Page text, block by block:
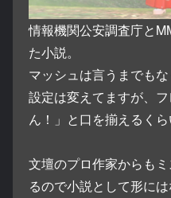
情報機関公安調査庁と
た小説。
マッシュは言うまでもな
設定は変えてますが、
ん！」と口を揃えるく
文壇のプロ作家からも
るので小説として形には